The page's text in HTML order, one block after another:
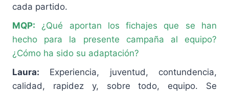
cada partido.
MQP: ¿Qué aportan los fichajes que se han
hecho para la presente campaña al equipo?
¿Cómo ha sido su adaptación?
Laura: Experiencia, juventud, contundencia,
calidad, rapidez y, sobre todo, equipo. Se